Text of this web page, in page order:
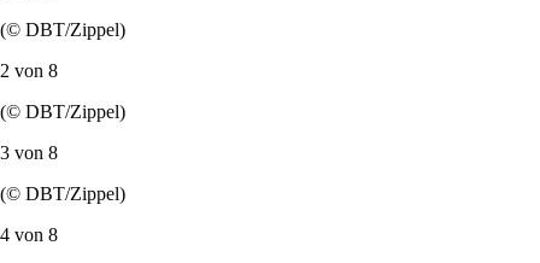
(© DBT/Zippel)
2 von 8
(© DBT/Zippel)
3 von 8
(© DBT/Zippel)
4 von 8